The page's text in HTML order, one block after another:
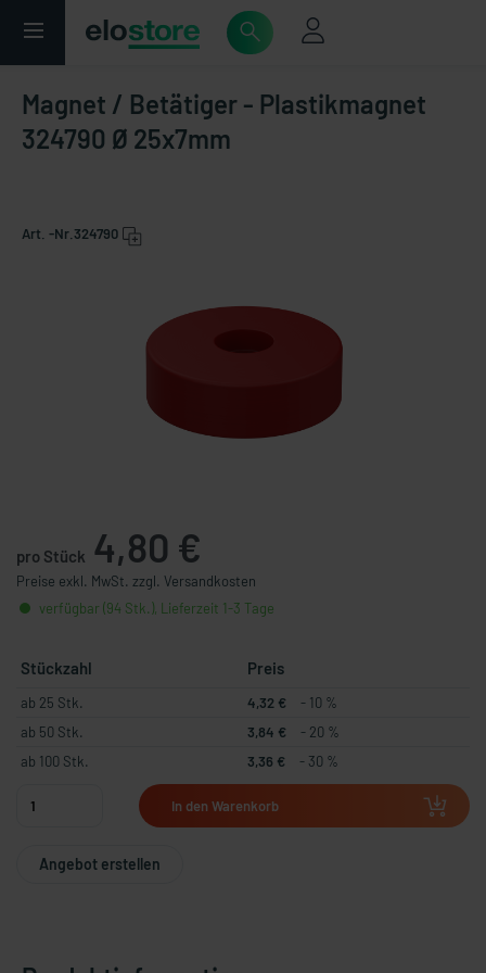
Magnet / Betätiger - Plastikmagnet
324790 Ø 25x7mm
Art. -Nr. 324790
pro Stück 4,80 €
Preise exkl. MwSt. zzgl. Versandkosten
verfügbar (94 Stk.), Lieferzeit 1-3 Tage
Stückzahl Preis
ab 25 Stk. 4,32 €
- 10 %
ab 50 Stk.
3,84 €
- 20 %
ab 100 Stk.
3,36 € - 30 %
In den Warenkorb
Angebot erstellen